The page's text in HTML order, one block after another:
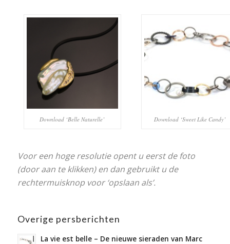
Download ‘Belle Naturelle’ Download ‘Sweet Like Candy’
Voor een hoge resolutie opent u eerst de foto
(door aan te klikken) en dan gebruikt u de
rechtermuisknop voor ‘opslaan als’.
Overige persberichten
La vie est belle – De nieuwe sieraden van Marc